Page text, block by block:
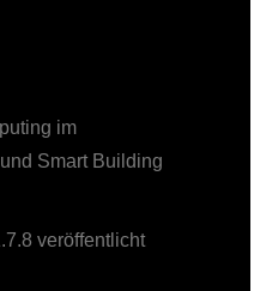
im
Smart Building
veröffentlicht